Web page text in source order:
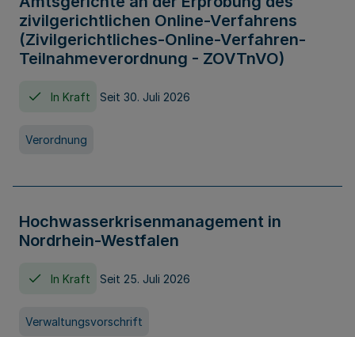
zivilgerichtlichen Online-Verfahrens
(Zivilgerichtliches-Online-Verfahren-
Teilnahmeverordnung - ZOVTnVO)
In Kraft Seit 30. Juli 2026
Verordnung
Hochwasserkrisenmanagement in
Nordrhein-Westfalen
In Kraft Seit 25. Juli 2026
Verwaltungsvorschrift